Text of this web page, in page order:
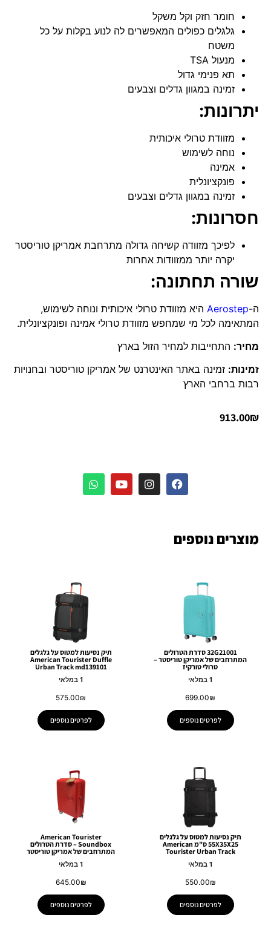
חומר חזק וקל משקל
גלגלים כפולים המאפשרים לה לנוע בקלות על כל
משטח
מנעול TSA
תא פנימי גדול
זמינה במגוון גדלים וצבעים
יתרונות:
מזוודת טרולי איכותית
נוחה לשימוש
אמינה
פונקציונלית
זמינה במגוון גדלים וצבעים
חסרונות:
לפיכך מזוודה קשיחה גדולה מתרחבת אמריקן טוריסטר
יקרה יותר ממזוודות אחרות
שורה תחתונה:
ה-Aerostep היא מזוודת טרולי איכותית ונוחה לשימוש,
המתאימה לכל מי שמחפש מזוודת טרולי אמינה ופונקציונלית.
מחיר: התחייבות למחיר הזול בארץ
זמינות: זמינה באתר האינטרנט של אמריקן טוריסטר ובחנויות
רבות ברחבי הארץ
913.00₪
מוצרים נוספים
32G21001 סדרת הטרולים
המתרחבים של אמריקן טוריסטר –
טרולי טורקיז
1 במלאי
699.00₪
לפרטים נוספים
תיק נסיעות למטוס על גלגלים
American Tourister Duffle
Urban Track md139101
1 במלאי
575.00₪
לפרטים נוספים
תיק נסיעות למטוס על גלגלים
55X35X25 ס"מ American
Tourister Urban Track
1 במלאי
550.00₪
לפרטים נוספים
American Tourister
Soundbox – סדרת הטרולים
המתרחבים של אמריקן טוריסטר
1 במלאי
645.00₪
לפרטים נוספים